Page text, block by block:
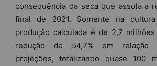
consequência da seca que assola a
final de 2021. Somente na
produção calculada é de 2,7
redução de 54,7% em relação
projeções, totalizando quase 100